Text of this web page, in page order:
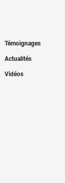
Témoignages
Actualités
Vidéos